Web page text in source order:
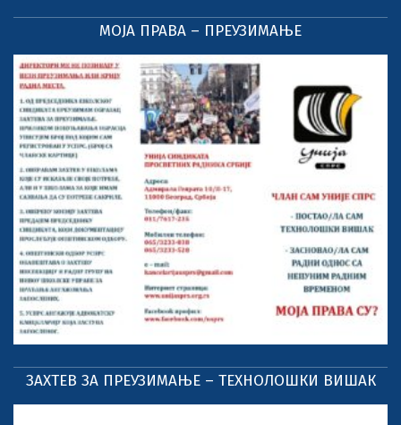
МОЈА ПРАВА – ПРЕУЗИМАЊЕ
ЗАХТЕВ ЗА ПРЕУЗИМАЊЕ – ТЕХНОЛОШКИ ВИШАК